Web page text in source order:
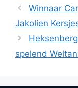
Winnaar
Jakolien
spelend